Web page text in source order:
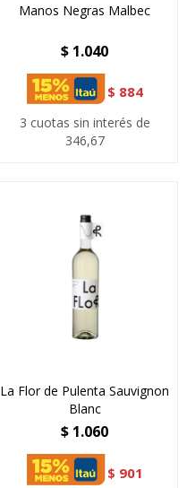
Manos Negras Malbec
$ 1.040
$ 884
3 cuotas sin interés de
346,67
La Flor de Pulenta Sauvignon
Blanc
$ 1.060
$ 901